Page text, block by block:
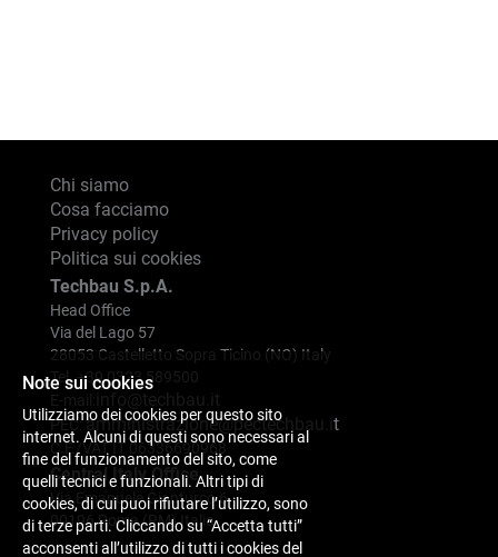
Chi siamo
Cosa facciamo
Privacy policy
Politica sui cookies
Techbau S.p.A.
Head Office
Via del Lago 57
28053 Castelletto Sopra Ticino (NO) Italy
Tel. +39 0323 589500
E-mail:
info@techbau.it
PEC:amministrazione@pectechbau.it
C.F./VAT IT 06336690968
Central Italy Office
Via Emanuele Gianturco 6
00196 Roma (RM) Italia
Note sui cookies
Utilizziamo dei cookies per questo sito
internet. Alcuni di questi sono necessari al
fine del funzionamento del sito, come
quelli tecnici e funzionali. Altri tipi di
cookies, di cui puoi rifiutare l’utilizzo, sono
di terze parti. Cliccando su “Accetta tutti”
acconsenti all’utilizzo di tutti i cookies del